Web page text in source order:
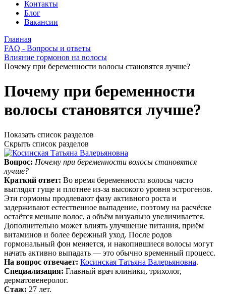
Контакты
Блог
Вакансии
Главная
FAQ - Вопросы и ответы
Влияние гормонов на волосы
Почему при беременности волосы становятся лучше?
Почему при беременности
волосы становятся лучше?
Показать список разделов
Скрыть список разделов
Вопрос: Почему при беременности волосы становятся
лучше?
Краткий ответ: Во время беременности волосы часто
выглядят гуще и плотнее из-за высокого уровня эстрогенов.
Эти гормоны продлевают фазу активного роста и
задерживают естественное выпадение, поэтому на расчёске
остаётся меньше волос, а объём визуально увеличивается.
Дополнительно может влиять улучшение питания, приём
витаминов и более бережный уход. После родов
гормональный фон меняется, и накопившиеся волосы могут
начать активно выпадать — это обычно временный процесс.
На вопрос отвечает: Косинская Татьяна Валерьяновна.
Специализация: Главный врач клиники, трихолог,
дерматовенеролог.
Стаж: 27 лет.